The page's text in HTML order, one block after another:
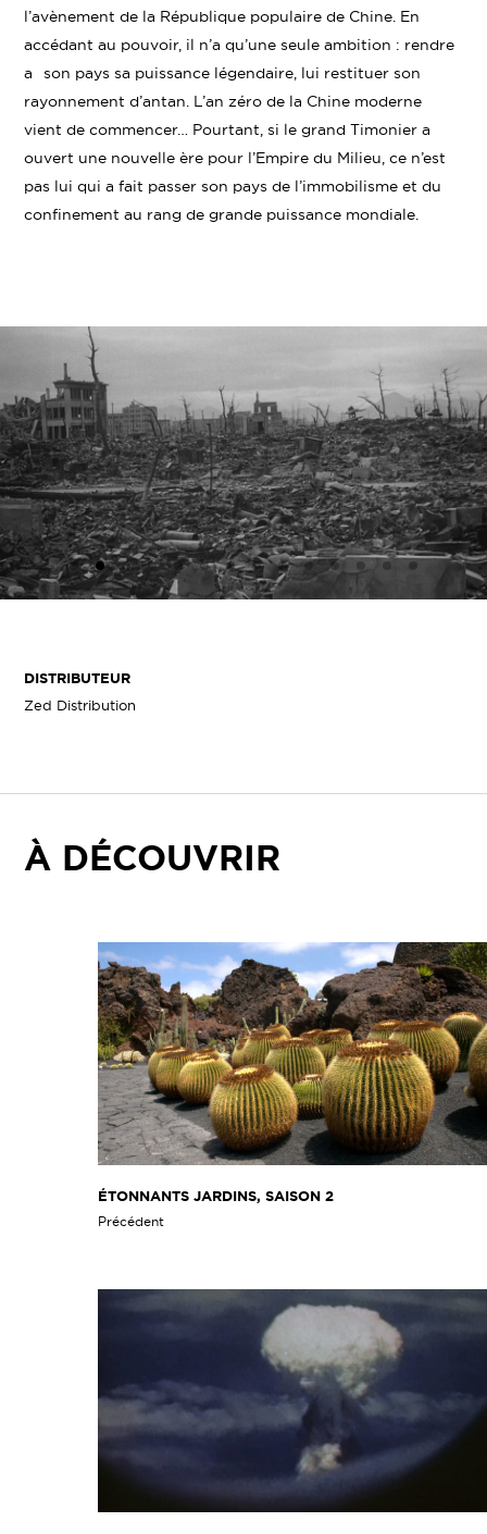
l’avènement de la République populaire de Chine. En
accédant au pouvoir, il n’a qu’une seule ambition : rendre
a son pays sa puissance légendaire, lui restituer son
rayonnement d’antan. L’an zéro de la Chine moderne
vient de commencer… Pourtant, si le grand Timonier a
ouvert une nouvelle ère pour l’Empire du Milieu, ce n’est
pas lui qui a fait passer son pays de l’immobilisme et du
confinement au rang de grande puissance mondiale.
DISTRIBUTEUR
Zed Distribution
À DÉCOUVRIR
ÉTONNANTS JARDINS, SAISON 2
Précédent